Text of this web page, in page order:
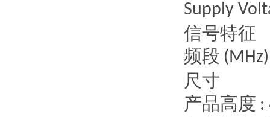
Supply
信号特征
频段
尺寸
产品高度 :